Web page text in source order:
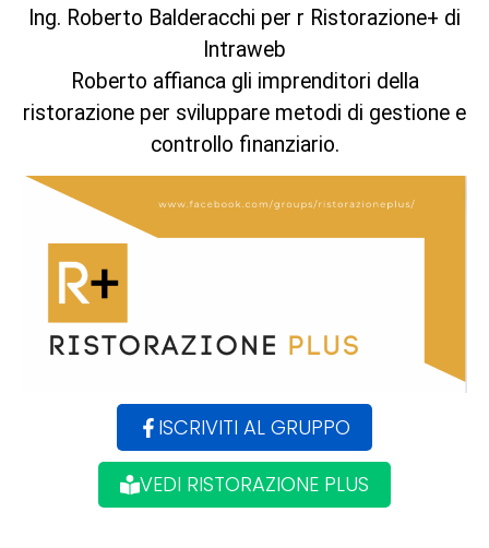
Ing. Roberto Balderacchi per r Ristorazione+ di
Intraweb
Roberto affianca gli imprenditori della
ristorazione per sviluppare metodi di gestione e
controllo finanziario.
ISCRIVITI AL GRUPPO
VEDI RISTORAZIONE PLUS